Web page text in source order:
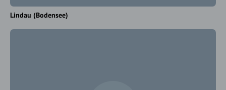
Lindau (Bodensee)